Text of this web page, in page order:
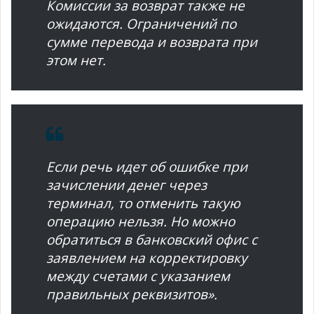
Комиссии за возврат также не
ожидаются. Ограничений по
сумме перевода и возврата при
этом нет.
Если речь идет об ошибке при
зачислении денег через
терминал, то отменить такую
операцию нельзя. Но можно
обратиться в банковский офис с
заявлением на корректировку
между счетами с указанием
правильных реквизитов».